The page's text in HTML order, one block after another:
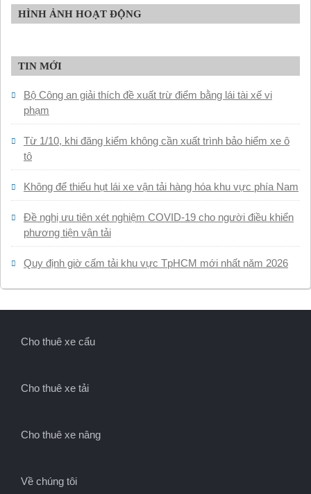
HÌNH ẢNH HOẠT ĐỘNG
TIN MỚI
Bộ Công an giải thích đề xuất trừ điểm bằng lái tài xế vi
phạm
Từ 1/10, khi đăng kiểm không cần xuất trình bảo hiểm xe ô
tô
Không để thiếu hụt lái xe vận tải hàng hóa khu vực phía Nam
Đề nghị ưu tiên xét nghiệm COVID-19 cho người điều khiển
phương tiện vận tải
Quy định giờ cấm tải khu vực TpHCM mới nhất năm 2026
Cho thuê xe cẩu
Cho thuê xe tải
Cho thuê xe nâng
Về chúng tôi